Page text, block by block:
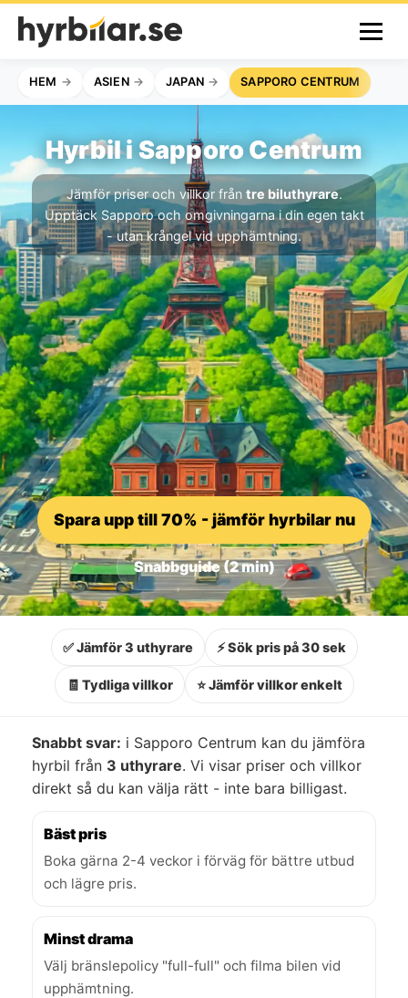
HEM ASIEN JAPAN SAPPORO CENTRUM
Hyrbil i Sapporo Centrum
Jämför priser och villkor från tre biluthyrare.
Upptäck Sapporo och omgivningarna i din egen takt
- utan krångel vid upphämtning.
Spara upp till 70% - jämför hyrbilar nu
Snabbguide (2 min)
✅ Jämför 3 uthyrare ⚡ Sök pris på 30 sek
🧾 Tydliga villkor ⭐ Jämför villkor enkelt
Snabbt svar: i Sapporo Centrum kan du jämföra
hyrbil från 3 uthyrare. Vi visar priser och villkor
direkt så du kan välja rätt - inte bara billigast.
Bäst pris
Boka gärna 2-4 veckor i förväg för bättre utbud
och lägre pris.
Minst drama
Välj bränslepolicy "full-full" och filma bilen vid
upphämtning.